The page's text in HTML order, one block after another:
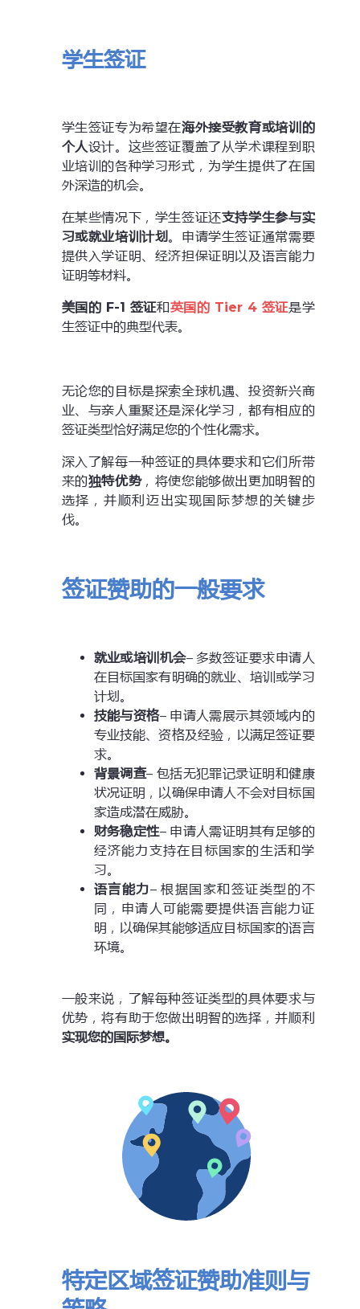
学生签证
学生签证专为希望在海外接受教育或培训的
个人设计。这些签证覆盖了从学术课程到职
业培训的各种学习形式，为学生提供了在国
外深造的机会。
在某些情况下，学生签证还支持学生参与实
习或就业培训计划。申请学生签证通常需要
提供入学证明、经济担保证明以及语言能力
证明等材料。
美国的 F-1 签证和英国的 Tier 4 签证是学
生签证中的典型代表。
无论您的目标是探索全球机遇、投资新兴商
业、与亲人重聚还是深化学习，都有相应的
签证类型恰好满足您的个性化需求。
深入了解每一种签证的具体要求和它们所带
来的独特优势，将使您能够做出更加明智的
选择，并顺利迈出实现国际梦想的关键步
伐。
签证赞助的一般要求
就业或培训机会– 多数签证要求申请人
在目标国家有明确的就业、培训或学习
计划。
技能与资格– 申请人需展示其领域内的
专业技能、资格及经验，以满足签证要
求。
背景调查– 包括无犯罪记录证明和健康
状况证明，以确保申请人不会对目标国
家造成潜在威胁。
财务稳定性– 申请人需证明其有足够的
经济能力支持在目标国家的生活和学
习。
语言能力– 根据国家和签证类型的不
同，申请人可能需要提供语言能力证
明，以确保其能够适应目标国家的语言
环境。
一般来说，了解每种签证类型的具体要求与
优势，将有助于您做出明智的选择，并顺利
实现您的国际梦想。
特定区域签证赞助准则与